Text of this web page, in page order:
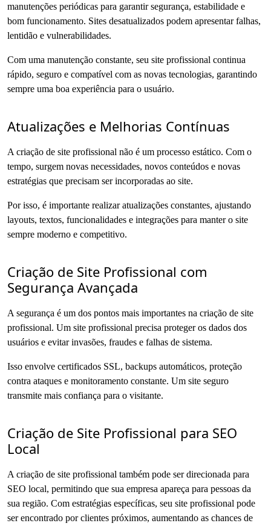
manutenções periódicas para garantir segurança, estabilidade e
bom funcionamento. Sites desatualizados podem apresentar falhas,
lentidão e vulnerabilidades.
Com uma manutenção constante, seu site profissional continua
rápido, seguro e compatível com as novas tecnologias, garantindo
sempre uma boa experiência para o usuário.
Atualizações e Melhorias Contínuas
A criação de site profissional não é um processo estático. Com o
tempo, surgem novas necessidades, novos conteúdos e novas
estratégias que precisam ser incorporadas ao site.
Por isso, é importante realizar atualizações constantes, ajustando
layouts, textos, funcionalidades e integrações para manter o site
sempre moderno e competitivo.
Criação de Site Profissional com
Segurança Avançada
A segurança é um dos pontos mais importantes na criação de site
profissional. Um site profissional precisa proteger os dados dos
usuários e evitar invasões, fraudes e falhas de sistema.
Isso envolve certificados SSL, backups automáticos, proteção
contra ataques e monitoramento constante. Um site seguro
transmite mais confiança para o visitante.
Criação de Site Profissional para SEO
Local
A criação de site profissional também pode ser direcionada para
SEO local, permitindo que sua empresa apareça para pessoas da
sua região. Com estratégias específicas, seu site profissional pode
ser encontrado por clientes próximos, aumentando as chances de